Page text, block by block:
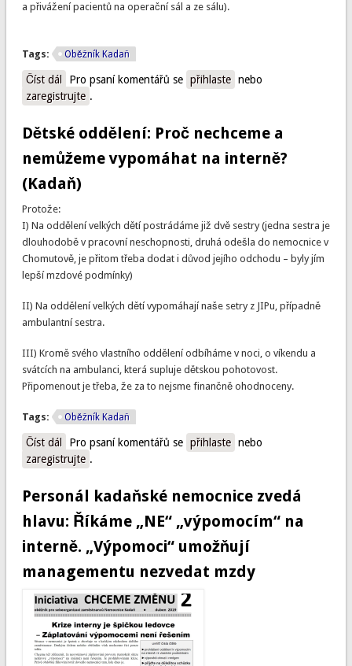
a přivážení pacientů na operační sál a ze sálu).
Tags: Oběžník Kadaň
Číst dálChirurgické oddělení: Nesouhlasíme s přeplácením
výpomocí. A požadujeme vyšší mzdy (Kadaň)
Pro psaní komentářů se přihlaste nebo
zaregistrujte .
Dětské oddělení: Proč nechceme a
nemůžeme vypomáhat na interně?
(Kadaň)
Protože:
I) Na oddělení velkých dětí postrádáme již dvě sestry (jedna sestra je
dlouhodobě v pracovní neschopnosti, druhá odešla do nemocnice v
Chomutově, je přitom třeba dodat i důvod jejího odchodu – byly jím
lepší mzdové podmínky)
II) Na oddělení velkých dětí vypomáhají naše setry z JIPu, případně
ambulantní sestra.
III) Kromě svého vlastního oddělení odbíháme v noci, o víkendu a
svátcích na ambulanci, která supluje dětskou pohotovost.
Připomenout je třeba, že za to nejsme finančně ohodnoceny.
Tags: Oběžník Kadaň
Číst dálDětské oddělení: Proč nechceme a nemůžeme vypomáhat
na interně? (Kadaň)
Pro psaní komentářů se přihlaste nebo
zaregistrujte .
Personál kadaňské nemocnice zvedá
hlavu: Říkáme „NE“ „výpomocím“ na
interně. „Výpomoci“ umožňují
managementu nezvedat mzdy